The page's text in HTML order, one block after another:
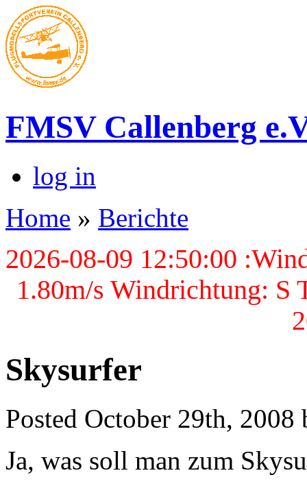
FMSV Callenberg
log in
Home » Berichte
2026-08-09 12:50:00
1.80m/s Windrichtung: S
Skysurfer
Posted October 29th, 2008
Ja, was soll man zum